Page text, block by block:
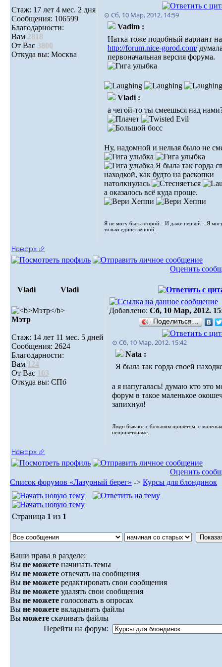
Стаж: 17 лет 4 мес. 2 дня
Сообщения: 106599
Благодарности:
Вам 2818
От Вас 3800
Откуда вы: Москва
⊙ Сб, 10 Мар, 2012. 14:59
Vadim :
Натка тоже подобный вариант
http://forum.nice-gorod.com/
первоначальная версия форума.
Vladi :
а чегой-то ты смеешься над
Ну, надомной и нельзя было не
Я была так горда
находкой, как будто на раскопки
натолкнулась
а оказалось всё куда проще.
Я не могу быть второй... И даже первой... Я
только единственной.
Наверх ⮵
Оценить
Vladi Vladi
Мэтр
Стаж: 14 лет 11 мес. 5 дней
Сообщения: 2624
Благодарности:
Вам 124
От Вас 103
Откуда вы: СПб
Добавлено: Сб, 10 Мар, 2012.
Поделиться…
⊙ Сб, 10 Мар, 2012. 15:42
Nata :
Я была так горда своей
а я напугалась! думаю кто это
форум в такое маленькое
запихнул!
Люди бывают с большим приветом, с
неприветливые.
Наверх ⮵
Оценить
Список форумов «Лазурный берег» -> Курсы для блондинок
Страница 1 из 1
Ваши права в разделе:
Вы не можете начинать темы
Вы не можете отвечать на сообщения
Вы не можете редактировать свои сообщения
Вы не можете удалять свои сообщения
Вы не можете голосовать в опросах
Вы не можете вкладывать файлы
Вы можете скачивать файлы
Перейти на форум: